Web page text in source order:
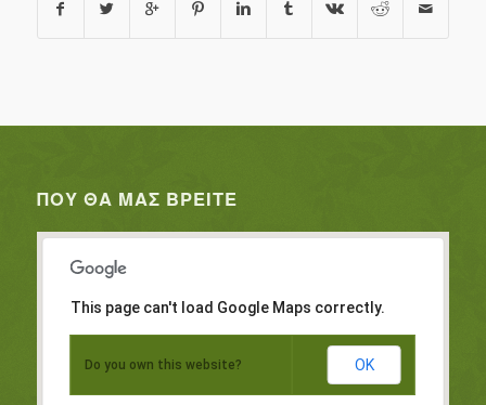
ΠΟΥ ΘΑ ΜΑΣ ΒΡΕΊΤΕ
This page can't load Google Maps correctly.
Do you own this website? OK